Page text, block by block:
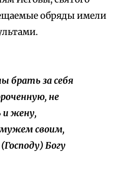
обряды имели
брать за себя
не
жену,
своим,
Богу